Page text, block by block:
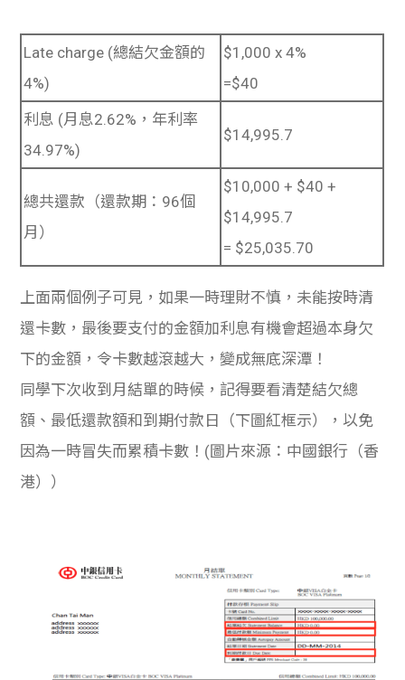
Late charge (總結欠金額的
4%)
$1,000 x 4%
=$40
利息 (月息2.62%，年利率
34.97%)
$14,995.7
總共還款（還款期：96個
月）
$10,000 + $40 +
$14,995.7
= $25,035.70
上面兩個例子可見，如果一時理財不慎，未能按時清
還卡數，最後要支付的金額加利息有機會超過本身欠
下的金額，令卡數越滾越大，變成無底深潭！
同學下次收到月結單的時候，記得要看清楚結欠總
額、最低還款額和到期付款日（下圖紅框示），以免
因為一時冒失而累積卡數！(圖片來源：中國銀行（香
港））